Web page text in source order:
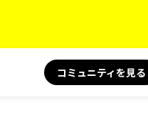
コミュニティを見る